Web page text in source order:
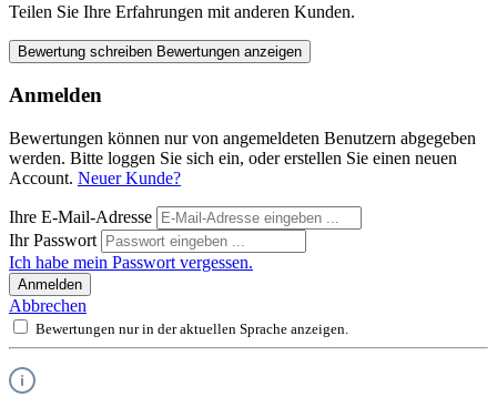
Teilen Sie Ihre Erfahrungen mit anderen Kunden.
Bewertung schreiben Bewertungen anzeigen
Anmelden
Bewertungen können nur von angemeldeten Benutzern abgegeben
werden. Bitte loggen Sie sich ein, oder erstellen Sie einen neuen
Account. Neuer Kunde?
Ihre E-Mail-Adresse
Ihr Passwort
Ich habe mein Passwort vergessen.
Anmelden
Abbrechen
Bewertungen nur in der aktuellen Sprache anzeigen.